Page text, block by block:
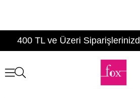
400 TL ve Üzeri